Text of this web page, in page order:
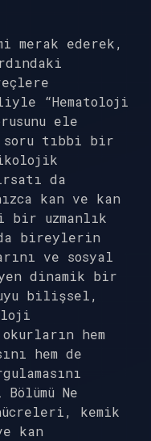
merak ederek,
“Hematoloji
ele
soru tıbbi bir
da
kan ve kan
uzmanlık
bireylerin
ve sosyal
dinamik bir
bilişsel,
hem
hem de
Ne
kemik
kan